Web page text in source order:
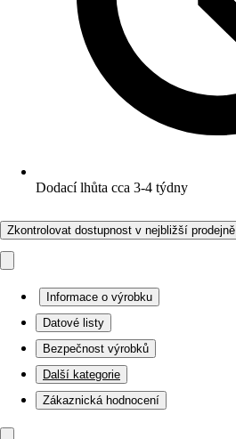
Dodací lhůta cca 3-4 týdny
Zkontrolovat dostupnost v nejbližší prodejně
Informace o výrobku
Datové listy
Bezpečnost výrobků
Další kategorie
Zákaznická hodnocení